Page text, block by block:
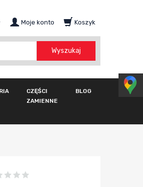
Moje konto Koszyk
Wyszukaj
CZĘŚCI
ZAMIENNE
BLOG